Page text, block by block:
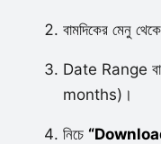
বামদিকের মেনু থেকে
Date Range
months)।
নিচে